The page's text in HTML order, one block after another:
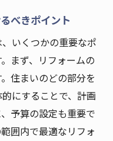
適化するためのヒ
功例から学ぶ
でのリフォームの
リフォーム事例
べきポイント
いくつかの重要なポ
まず、リフォームの
住まいのどの部分を
にすることで、計画
予算の設定も重要で
囲内で最適なリフォ